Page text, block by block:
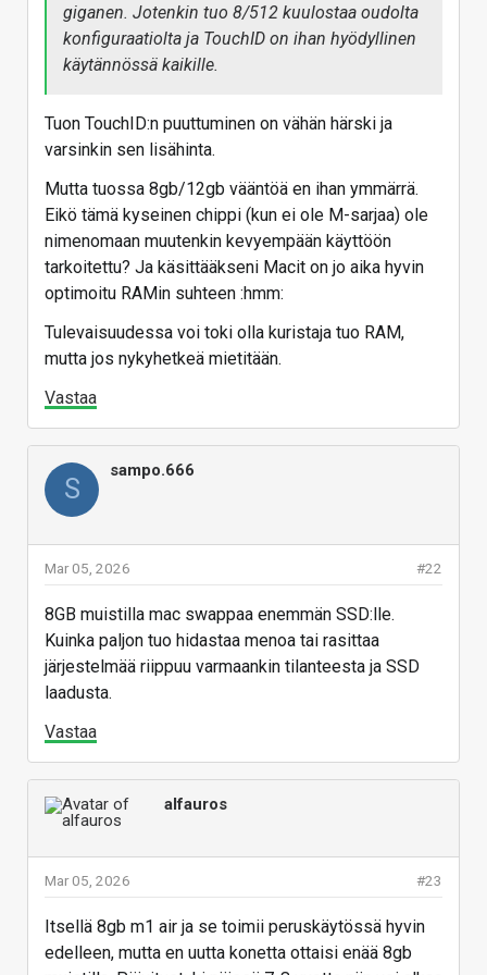
giganen. Jotenkin tuo 8/512 kuulostaa oudolta
konfiguraatiolta ja TouchID on ihan hyödyllinen
käytännössä kaikille.
Tuon TouchID:n puuttuminen on vähän härski ja
varsinkin sen lisähinta.
Mutta tuossa 8gb/12gb vääntöä en ihan ymmärrä.
Eikö tämä kyseinen chippi (kun ei ole M-sarjaa) ole
nimenomaan muutenkin kevyempään käyttöön
tarkoitettu? Ja käsittääkseni Macit on jo aika hyvin
optimoitu RAMin suhteen :hmm:
Tulevaisuudessa voi toki olla kuristaja tuo RAM,
mutta jos nykyhetkeä mietitään.
Vastaa
S
sampo.666
#22
Mar 05, 2026
8GB muistilla mac swappaa enemmän SSD:lle.
Kuinka paljon tuo hidastaa menoa tai rasittaa
järjestelmää riippuu varmaankin tilanteesta ja SSD
laadusta.
Vastaa
alfauros
#23
Mar 05, 2026
Itsellä 8gb m1 air ja se toimii peruskäytössä hyvin
edelleen, mutta en uutta konetta ottaisi enää 8gb